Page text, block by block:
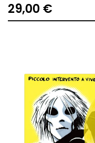
29,00 €